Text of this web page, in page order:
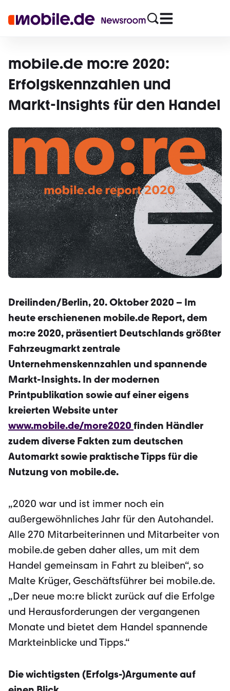
mobile.de mo:re 2020:
Erfolgskennzahlen und
Markt-Insights für den Handel
Dreilinden/Berlin, 20. Oktober 2020 – Im
heute erschienenen mobile.de Report, dem
mo:re 2020, präsentiert Deutschlands größter
Fahrzeugmarkt zentrale
Unternehmenskennzahlen und spannende
Markt-Insights. In der modernen
Printpublikation sowie auf einer eigens
kreierten Website unter
www.mobile.de/more2020 finden Händler
zudem diverse Fakten zum deutschen
Automarkt sowie praktische Tipps für die
Nutzung von mobile.de.
„2020 war und ist immer noch ein
außergewöhnliches Jahr für den Autohandel.
Alle 270 Mitarbeiterinnen und Mitarbeiter von
mobile.de geben daher alles, um mit dem
Handel gemeinsam in Fahrt zu bleiben“, so
Malte Krüger, Geschäftsführer bei mobile.de.
„Der neue mo:re blickt zurück auf die Erfolge
und Herausforderungen der vergangenen
Monate und bietet dem Handel spannende
Markteinblicke und Tipps.“
Die wichtigsten (Erfolgs-)Argumente auf